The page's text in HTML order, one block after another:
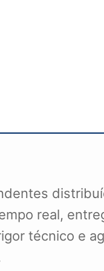
real,
técnico e